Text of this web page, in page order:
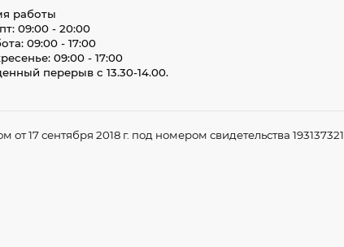
работы
09:00 - 20:00
09:00 - 17:00
09:00 - 17:00
перерыв с 13.30-14.00.
сентября 2018 г. под номером свидетельства 193137321.